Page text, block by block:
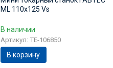
ML 110x125 Vs
В наличии
Артикул: TE-106850
В корзину